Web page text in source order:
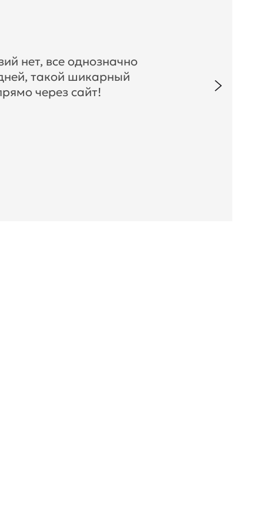
нет, все однозначно
такой шикарный
через сайт!